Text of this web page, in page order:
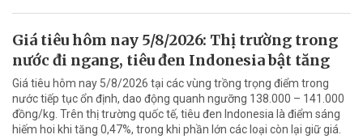
Giá tiêu hôm nay 5/8/2026: Thị trường trong
nước đi ngang, tiêu đen Indonesia bật tăng
Giá tiêu hôm nay 5/8/2026 tại các vùng trồng trọng điểm trong
nước tiếp tục ổn định, dao động quanh ngưỡng 138.000 – 141.000
đồng/kg. Trên thị trường quốc tế, tiêu đen Indonesia là điểm sáng
hiếm hoi khi tăng 0,47%, trong khi phần lớn các loại còn lại giữ giá.